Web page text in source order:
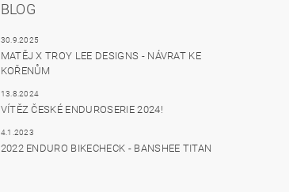
BLOG
30.9.2025
MATĚJ X TROY LEE DESIGNS - NÁVRAT KE
KOŘENŮM
13.8.2024
VÍTĚZ ČESKÉ ENDUROSERIE 2024!
4.1.2023
2022 ENDURO BIKECHECK - BANSHEE TITAN